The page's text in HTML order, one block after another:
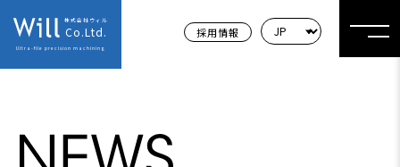
株式会社ウィル
Co.Ltd.
Ultra-file precision machining
採用情報